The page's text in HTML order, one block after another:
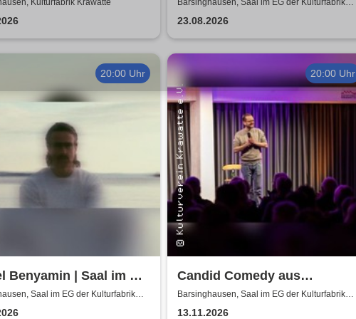
Kulturfabrik Krawatte
Barsinghausen, Saal im EG der Kulturfabrik
Krawatte
23.08.2026
20:00 Uhr
Benyamin | Saal im EG
Krawatte
Saal im EG der Kulturfabrik
20:00 Uhr
Candid Comedy aus
Hannover - Stand Up Comedy
in der Kulturfabrik Krawatte
Barsinghausen, Saal im EG der Kulturfabrik
13.11.2026